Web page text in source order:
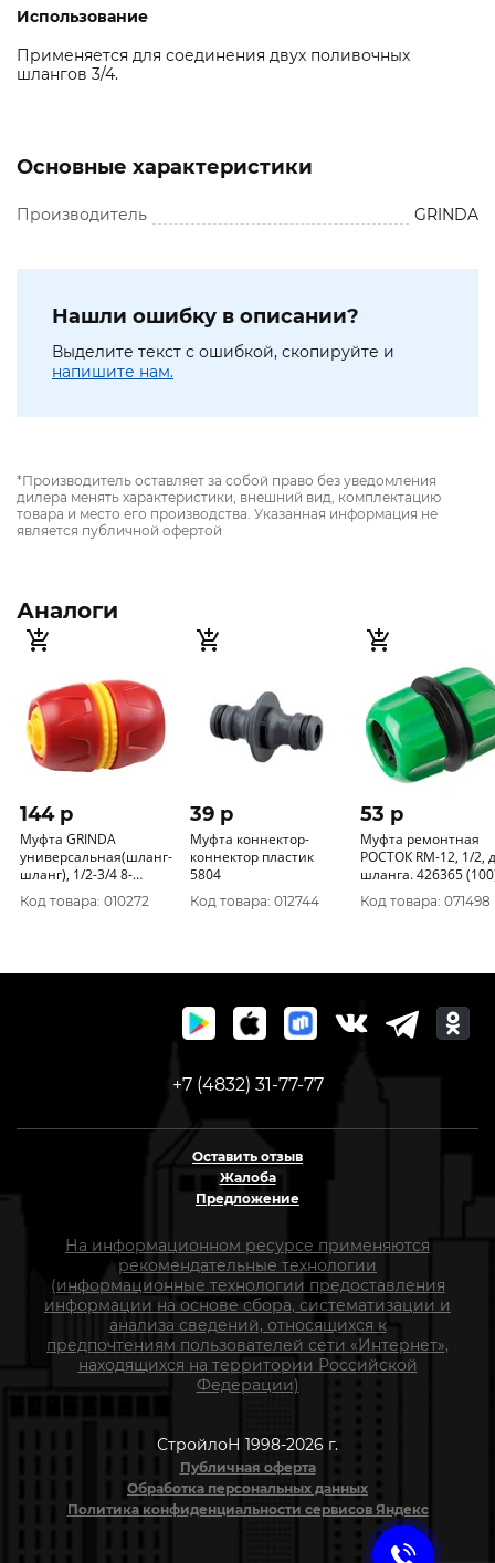
Использование
Применяется для соединения двух поливочных
шлангов 3/4.
Основные характеристики
Производитель GRINDA
Нашли ошибку в описании?
Выделите текст с ошибкой, скопируйте и
напишите нам.
*Производитель оставляет за собой право без уведомления
дилера менять характеристики, внешний вид, комплектацию
товара и место его производства. Указанная информация не
является публичной офертой
Аналоги
144 p
Муфта GRINDA
универсальная(шланг-
шланг), 1/2-3/4 8-
426242_z01 (12)
Код товара: 010272
39 p
Муфта коннектор-
коннектор пластик
5804
Код товара: 012744
53 p
Муфта ремонтная
РОСТОК RM-12, 1/2, для
шланга. 426365
Код товара: 071498
+7 (4832) 31-77-77
Оставить отзыв
Жалоба
Предложение
На информационном ресурсе применяются
рекомендательные технологии
(информационные технологии предоставления
информации на основе сбора, систематизации и
анализа сведений, относящихся к
предпочтениям пользователей сети «Интернет»,
находящихся на территории Российской
Федерации)
СтройлоН 1998-2026 г.
Публичная оферта
Обработка персональных данных
Политика конфиденциальности сервисов Яндекс